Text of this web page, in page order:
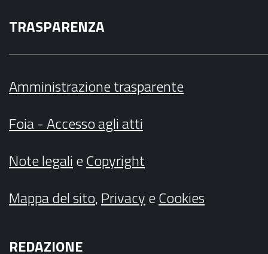
TRASPARENZA
Amministrazione trasparente
Foia - Accesso agli atti
Note legalieCopyright
Mappa del sito,PrivacyeCookies
REDAZIONE